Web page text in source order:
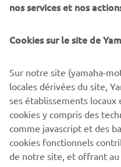
Formulaire de retour:
En savoir plus
nos services et nos
Cookies sur le site de
Sur notre site (yamaha-
locales dérivées du site,
ses établissements
cookies y compris des
comme javascript et des
cookies fonctionnels
de notre site, et offrant